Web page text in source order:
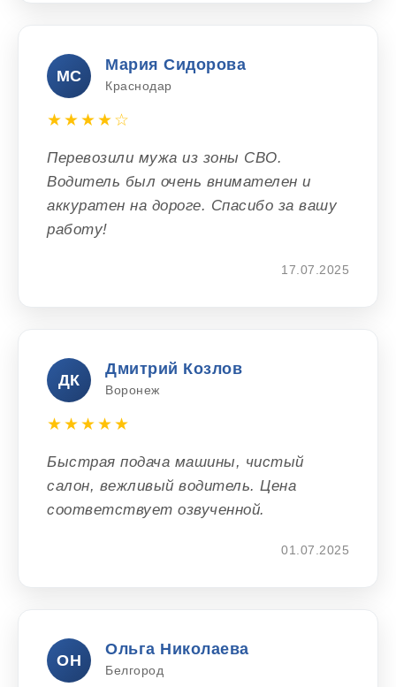
МС
Мария Сидорова
Краснодар
★★★★☆
Перевозили мужа из зоны СВО.
Водитель был очень внимателен и
аккуратен на дороге. Спасибо за вашу
работу!
17.07.2025
ДК
Дмитрий Козлов
Воронеж
★★★★★
Быстрая подача машины, чистый
салон, вежливый водитель. Цена
соответствует озвученной.
01.07.2025
ОН
Ольга Николаева
Белгород